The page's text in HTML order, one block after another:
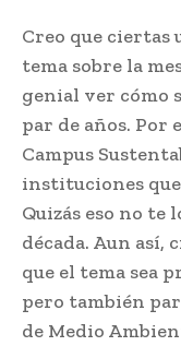
Creo que ciertas
tema sobre la
genial ver cómo
par de años. Por
Campus
instituciones
Quizás eso no te
década. Aun así,
que el tema sea
pero también
de Medio